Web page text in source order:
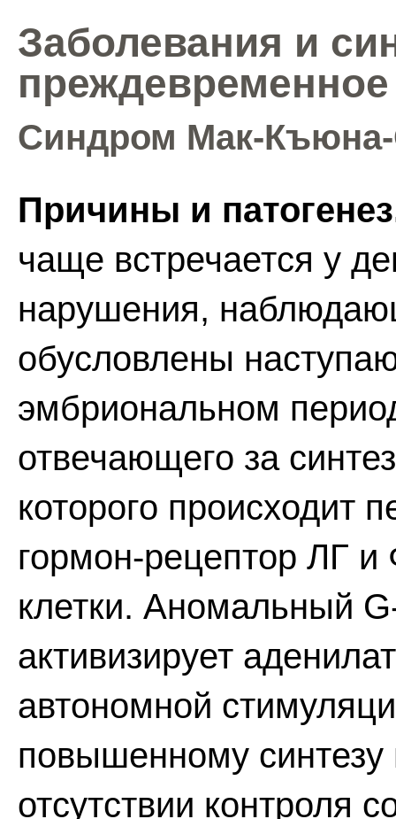
Заболевания и
Синдром Мак-
Причины и
чаще встречается у
нарушения,
обусловлены
эмбриональном
отвечающего за
которого происходит
гормон-рецептор ЛГ
клетки. Аномальный
активизирует
автономной
повышенному
отсутствии контроля